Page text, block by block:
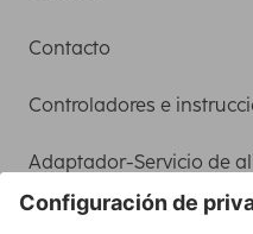
Contacto
Controladores e
Adaptador-Servicio de